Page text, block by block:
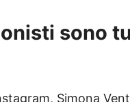
sono
Simona